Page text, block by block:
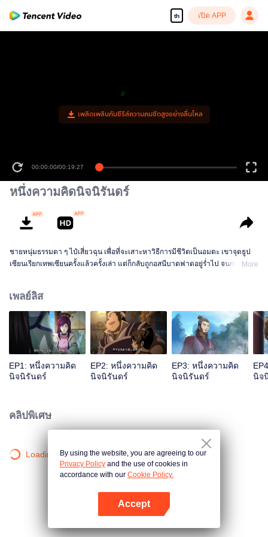
th เปิด APP
เพลิดเพลินกับซีรีส์ความคมชัดสูงอย่างลื่นไหล
00:00:00/00:19:27
หนึ่งความคิดนิจนิรันดร์
ชายหนุ่มธรรมดา ๆ ไป๋เสี่ยวฉุน เพื่อที่จะเสาะหาวิธีการมีชีวิตเป็นอมตะ เขาจุดธูป
เซียนเรียกเทพเซียนครั้งแล้วครั้งเล่า แต่ก็กลับถูกอสนีบาตฟาดอยู่ร่ำไป จนกระทั่งMore
เพลย์ลิส
EP1: หนึ่งความคิด
นิจนิรันดร์
EP2: หนึ่งความคิด
นิจนิรันดร์
EP3: หนึ่งความคิด
นิจนิรันดร์
นิจ
คลิปพิเศษ
Loading…By using the website, you are agreeing to our
Privacy Policy and the use of cookies in
accordance with our Cookie Policy.
Accept